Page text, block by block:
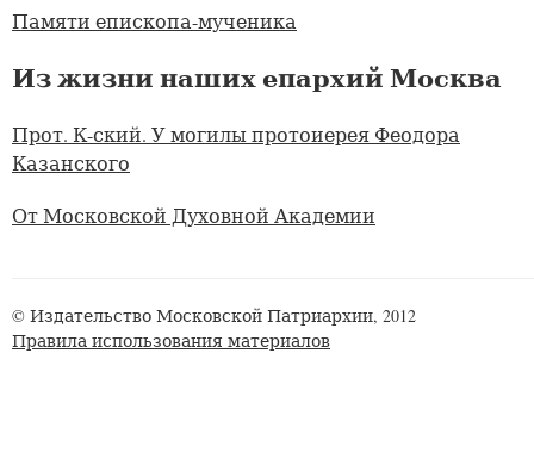
Памяти епископа-мученика
Из жизни наших епархий Москва
Прот. К-ский. У могилы протоиерея Феодора
Казанского
От Московской Духовной Академии
© Издательство Московской Патриархии, 2012
Правила использования материалов